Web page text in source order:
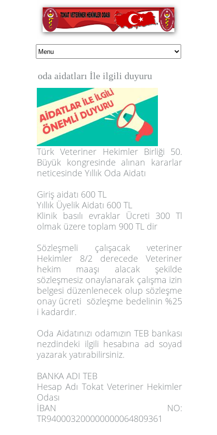
oda aidatları İle ilgili duyuru
Türk Veteriner Hekimler Birliği 50.
Büyük kongresinde alınan kararlar
neticesinde Yıllık Oda Aidatı
Giriş aidatı 600 TL
Yıllık Üyelik Aidatı 600 TL
Klinik basılı evraklar Ücreti 300 Tl
olmak üzere toplam 900 TL dir
Sözleşmeli çalışacak veteriner
Hekimler 8/2 derecede Veteriner
hekim maaşı alacak şekilde
sözleşmesiz onaylanarak çalışma izin
belgesi düzenlenecek olup sözleşme
onay ücreti sözleşme bedelinin %25
i kadardır.
Oda Aidatınızı odamızın TEB bankası
nezdindeki ilgili hesabına ad soyad
yazarak yatırabilirsiniz.
BANKA ADI TEB
Hesap Adı Tokat Veteriner Hekimler
Odası
İBAN NO:
TR940003200000000064809361